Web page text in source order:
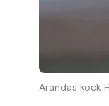
Arandas kock